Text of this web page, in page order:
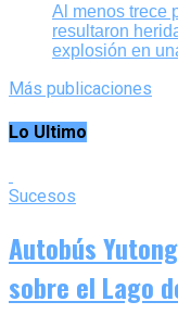
Al menos trece
resultaron
explosión en
Más publicaciones
Lo Ultimo
Sucesos
Autobús
sobre el Lago